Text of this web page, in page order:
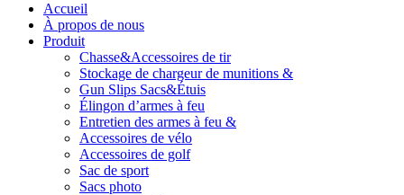
Accueil
À propos de nous
Produit
Chasse&Accessoires de tir
Stockage de chargeur de munitions &
Gun Slips Sacs&Étuis
Élingon d’armes à feu
Entretien des armes à feu &
Accessoires de vélo
Accessoires de golf
Sac de sport
Sacs photo